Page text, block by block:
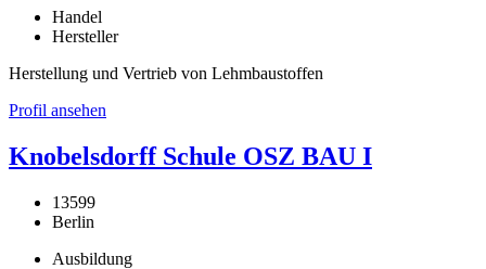
Handel
Hersteller
Herstellung und Vertrieb von Lehmbaustoffen
Profil ansehen
Knobelsdorff Schule OSZ BAU I
13599
Berlin
Ausbildung